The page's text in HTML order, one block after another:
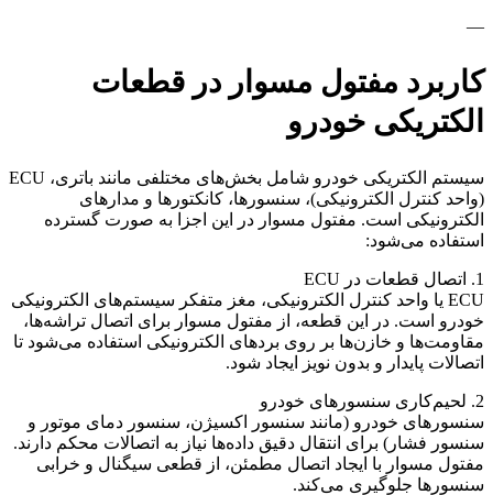
—
کاربرد مفتول مسوار در قطعات
الکتریکی خودرو
سیستم الکتریکی خودرو شامل بخش‌های مختلفی مانند باتری، ECU
(واحد کنترل الکترونیکی)، سنسورها، کانکتورها و مدارهای
الکترونیکی است. مفتول مسوار در این اجزا به صورت گسترده
استفاده می‌شود:
1. اتصال قطعات در ECU
ECU یا واحد کنترل الکترونیکی، مغز متفکر سیستم‌های الکترونیکی
خودرو است. در این قطعه، از مفتول مسوار برای اتصال تراشه‌ها،
مقاومت‌ها و خازن‌ها بر روی بردهای الکترونیکی استفاده می‌شود تا
اتصالات پایدار و بدون نویز ایجاد شود.
2. لحیم‌کاری سنسورهای خودرو
سنسورهای خودرو (مانند سنسور اکسیژن، سنسور دمای موتور و
سنسور فشار) برای انتقال دقیق داده‌ها نیاز به اتصالات محکم دارند.
مفتول مسوار با ایجاد اتصال مطمئن، از قطعی سیگنال و خرابی
سنسورها جلوگیری می‌کند.